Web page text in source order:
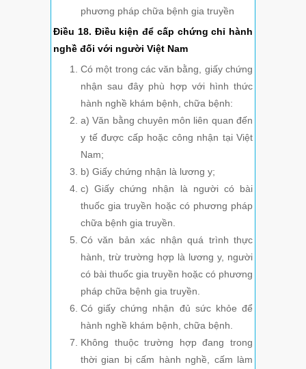
phương pháp chữa bệnh gia truyền
Điều 18. Điều kiện để cấp chứng chỉ hành
nghề đối với người Việt Nam
Có một trong các văn bằng, giấy chứng
nhận sau đây phù hợp với hình thức
hành nghề khám bệnh, chữa bệnh:
a) Văn bằng chuyên môn liên quan đến
y tế được cấp hoặc công nhận tại Việt
Nam;
b) Giấy chứng nhận là lương y;
c) Giấy chứng nhận là người có bài
thuốc gia truyền hoặc có phương pháp
chữa bệnh gia truyền.
Có văn bản xác nhận quá trình thực
hành, trừ trường hợp là lương y, người
có bài thuốc gia truyền hoặc có phương
pháp chữa bệnh gia truyền.
Có giấy chứng nhận đủ sức khỏe để
hành nghề khám bệnh, chữa bệnh.
Không thuộc trường hợp đang trong
thời gian bị cấm hành nghề, cấm làm